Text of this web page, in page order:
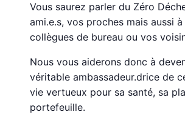
Vous saurez parler du Zéro
ami.e.s, vos proches mais aussi
collègues de bureau ou vos
Nous vous aiderons donc à
véritable ambassadeur.drice de
vie vertueux pour sa santé, sa
portefeuille.